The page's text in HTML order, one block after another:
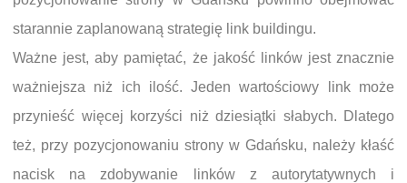
starannie zaplanowaną strategię link buildingu.
Ważne jest, aby pamiętać, że jakość linków jest znacznie
ważniejsza niż ich ilość. Jeden wartościowy link może
przynieść więcej korzyści niż dziesiątki słabych. Dlatego
też, przy pozycjonowaniu strony w Gdańsku, należy kłaść
nacisk na zdobywanie linków z autorytatywnych i